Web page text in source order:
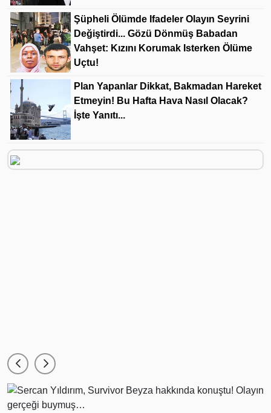
Şüpheli Ölümde Ifadeler Olayın Seyrini
Değiştirdi... Gözü Dönmüş Babadan
Vahşet: Kızını Korumak Isterken Ölüme
Uçtu!
Plan Yapanlar Dikkat, Bakmadan Hareket
Etmeyin! Bu Hafta Hava Nasıl Olacak?
İşte Yanıtı...